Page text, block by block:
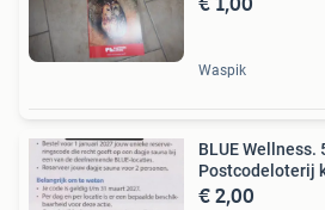
Waspik
BLUE Wellness.
Postcodeloterij
€ 2,00